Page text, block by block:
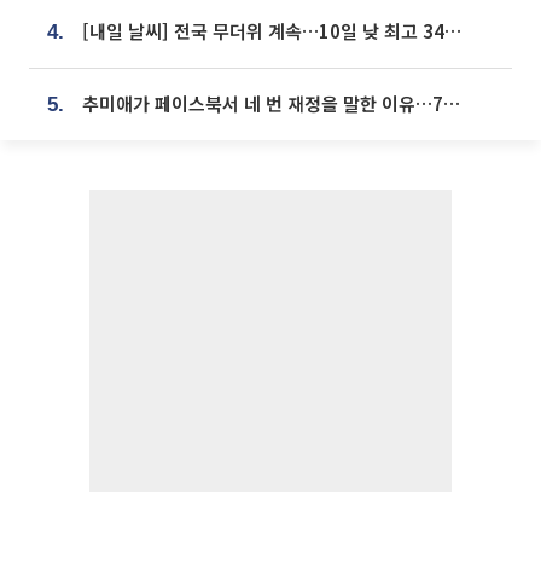
4. [내일 날씨] 전국 무더위 계속…10일 낮 최고 34도 육박
5. 추미애가 페이스북서 네 번 재정을 말한 이유…7700억 추경 열쇠는 도의회에